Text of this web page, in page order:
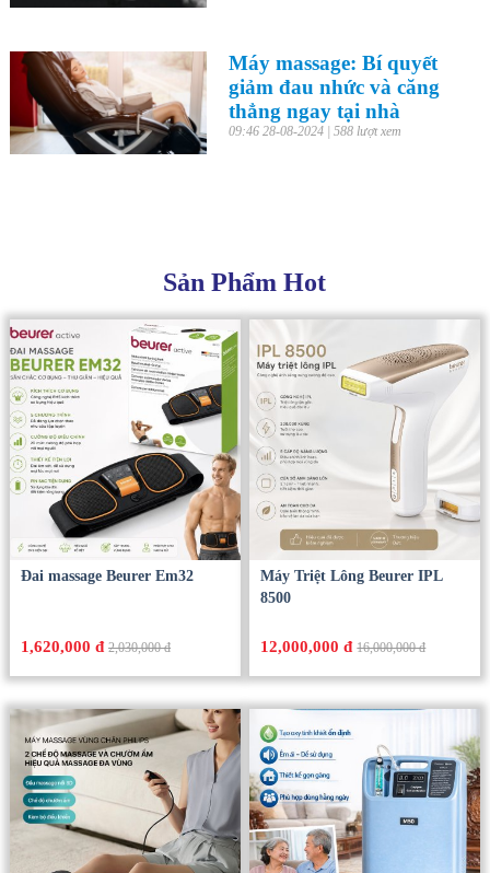
Máy massage: Bí quyết
giảm đau nhức và căng
thẳng ngay tại nhà
09:46 28-08-2024 | 588 lượt xem
Sản Phẩm Hot
Đai massage Beurer Em32
1,620,000 đ 2,030,000 đ
Máy Triệt Lông Beurer IPL
8500
12,000,000 đ 16,000,000 đ